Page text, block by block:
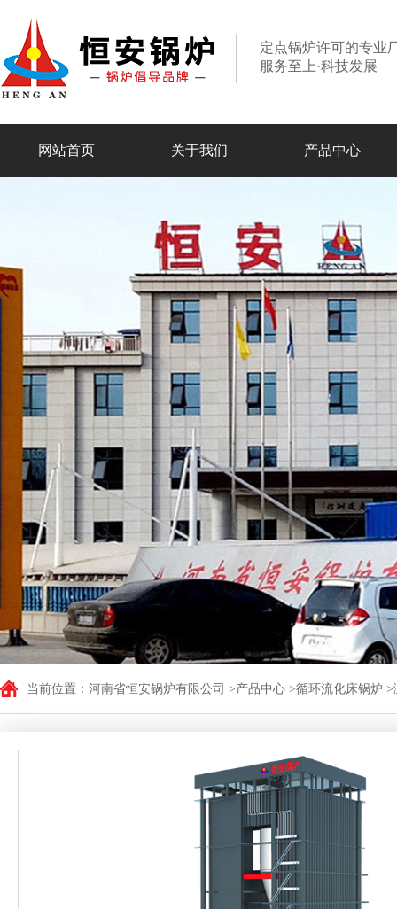
定点锅炉许可的专业
服务至上·科技发展
网站首页 关于我们
专业组织
合作伙伴
设备实力
产品中心
燃油燃气锅炉
低氮型燃气蒸汽锅炉
WNSL型油气炉
CLSS型立式燃油（气）
低氮型燃气蒸汽锅炉
燃气热风炉
LSS系列立式燃油(气
LSS贯流锅炉
CLHS型立式燃油燃气
WNS系列卧式燃油（气
CWNS系列燃油（气）卧
电加热锅炉
立式电加热热水锅炉
卧式电加热蒸汽锅炉
立式电加热蒸汽锅炉
卧式电加热热水锅炉
蒸汽发生器
生物质发生器
无烟浴暖锅炉
当前位置： 河南省恒安锅炉有限公司 >产品中心 >循环流化床锅炉 >